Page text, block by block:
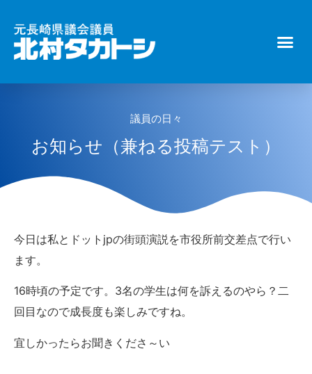
議員の日々
お知らせ（兼ねる投稿テスト）
今日は私とドットjpの街頭演説を市役所前交差点で行い
ます。
16時頃の予定です。3名の学生は何を訴えるのやら？二
回目なので成長度も楽しみですね。
宜しかったらお聞きくださ～い